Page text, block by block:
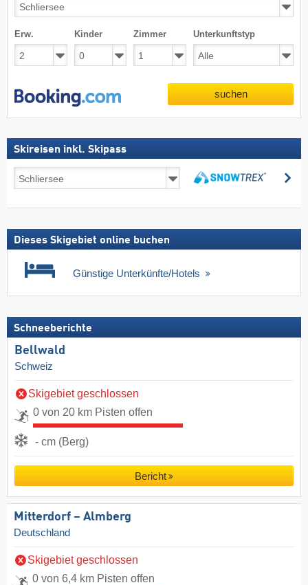
Erw. Kinder Zimmer Unterkunftstyp
suchen
Skireisen inkl. Skipass
Skireisen
inkl.
Dieses Skigebiet online buchen
Günstige Unterkünfte/Hotels
Schneeberichte
Bellwald
Schweiz
Skigebiet geschlossen
0 von 20 km Pisten offen
- cm (Berg)
Bericht
Mitterdorf – Almberg
Deutschland
Skigebiet geschlossen
0 von 6,4 km Pisten offen